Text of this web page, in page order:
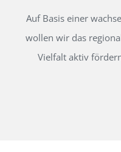
Auf Basis einer
wollen wir das
Vielfalt aktiv